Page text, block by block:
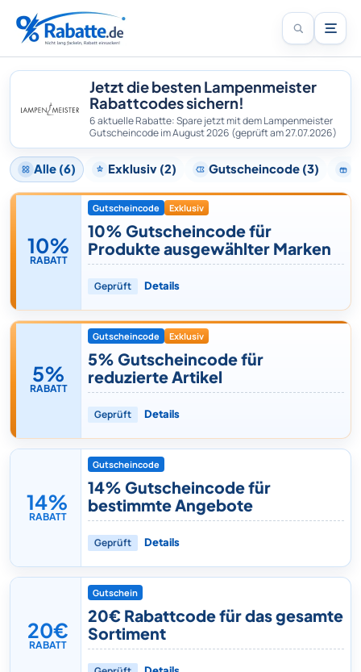
Jetzt die besten Lampenmeister
Rabattcodes sichern!
6 aktuelle Rabatte: Spare jetzt mit dem Lampenmeister
Gutscheincode im August 2026 (geprüft am 27.07.2026)
Alle (6) Exklusiv (2) Gutscheincode (3)
10%
RABATT
Gutscheincode Exklusiv
10% Gutscheincode für
Produkte ausgewählter Marken
Geprüft Details
5%
RABATT
Gutscheincode Exklusiv
5% Gutscheincode für
reduzierte Artikel
Geprüft Details
14%
RABATT
Gutscheincode
14% Gutscheincode für
bestimmte Angebote
Geprüft Details
20€
RABATT
Gutschein
20€ Rabattcode für das gesamte
Sortiment